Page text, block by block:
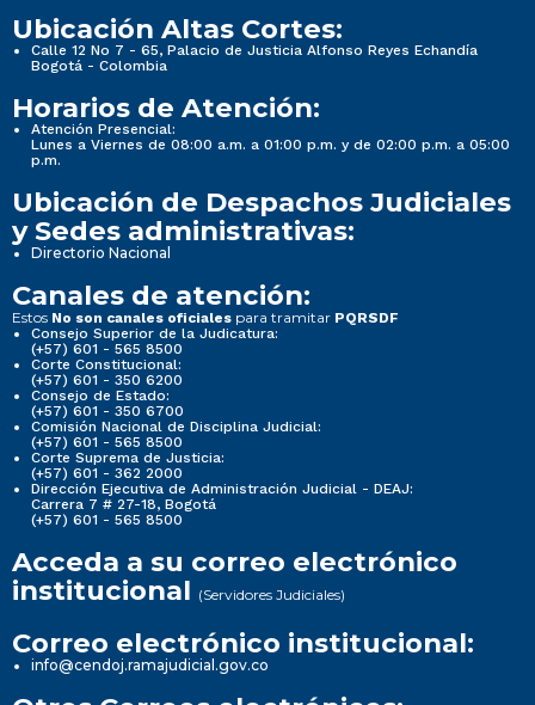
Ubicación Altas Cortes:
Calle 12 No 7 - 65, Palacio de Justicia Alfonso Reyes Echandía
Bogotá - Colombia
Horarios de Atención:
Atención Presencial:
Lunes a Viernes de 08:00 a.m. a 01:00 p.m. y de 02:00 p.m. a 05:00
p.m.
Ubicación de Despachos Judiciales
y Sedes administrativas:
Directorio Nacional
Canales de atención:
Estos No son canales oficiales para tramitar PQRSDF
Consejo Superior de la Judicatura:
(+57) 601 - 565 8500
Corte Constitucional:
(+57) 601 - 350 6200
Consejo de Estado:
(+57) 601 - 350 6700
Comisión Nacional de Disciplina Judicial:
(+57) 601 - 565 8500
Corte Suprema de Justicia:
(+57) 601 - 362 2000
Dirección Ejecutiva de Administración Judicial - DEAJ:
Carrera 7 # 27-18, Bogotá
(+57) 601 - 565 8500
Acceda a su correo electrónico
institucional (Servidores Judiciales)
Correo electrónico institucional:
info@cendoj.ramajudicial.gov.co